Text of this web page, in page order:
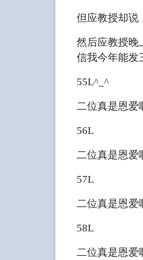
但应教授却说
然后应教授晚
信我今年能发
55L^_^
二位真是恩爱
56L
二位真是恩爱
57L
二位真是恩爱
58L
二位真是恩爱